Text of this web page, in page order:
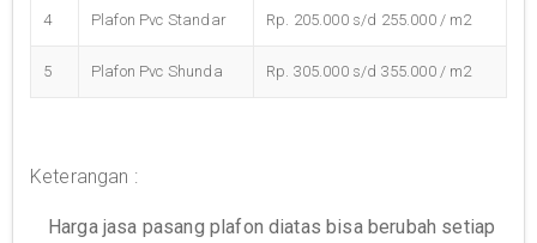
4 Plafon Pvc Standar Rp. 205.000 s/d 255.000 / m2
5 Plafon Pvc Shunda Rp. 305.000 s/d 355.000 / m2
Keterangan :
Harga jasa pasang plafon diatas bisa berubah setiap